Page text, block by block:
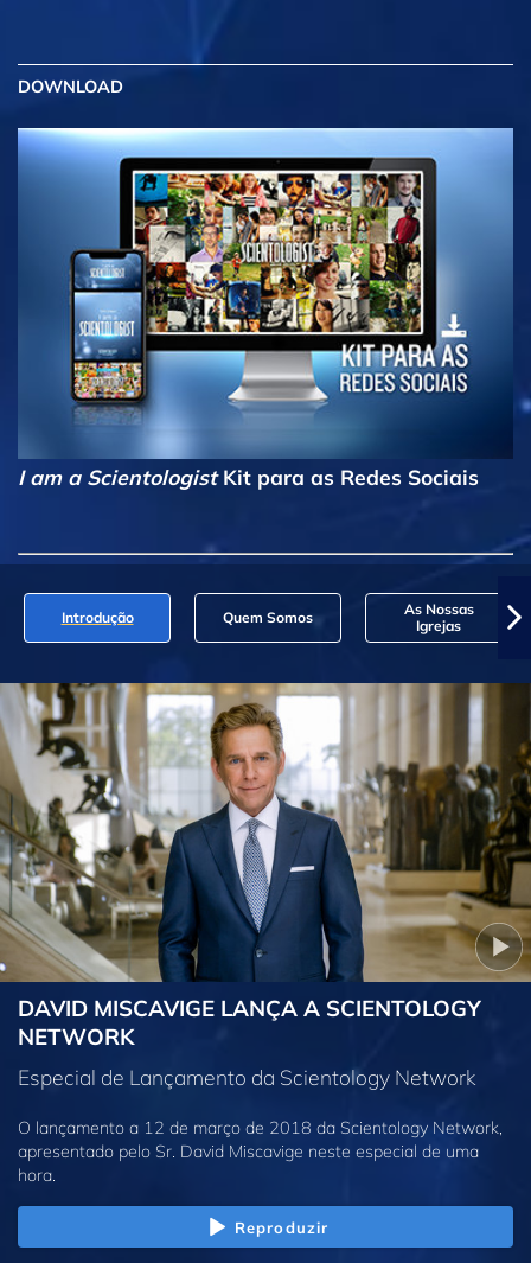
DOWNLOAD
I am a ScientologistKit para as Redes Sociais
Introdução Quem Somos
As Nossas
Igrejas
DAVID MISCAVIGE LANÇA A SCIENTOLOGY
NETWORK
Especial de Lançamento da Scientology Network
O lançamento a 12 de março de 2018 da Scientology Network,
apresentado pelo Sr. David Miscavige neste especial de uma
hora.
Reproduzir